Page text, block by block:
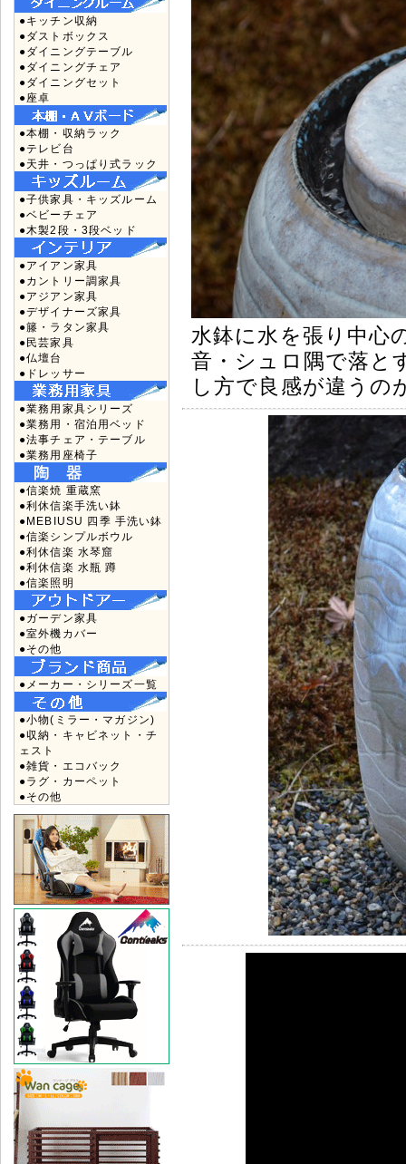
●キッチン収納
●ダストボックス
●ダイニングテーブル
●ダイニングチェア
●ダイニングセット
●座卓
●本棚・収納ラック
●テレビ台
●天井・つっぱり式ラック
●子供家具・キッズルーム
●ベビーチェア
●木製2段・3段ベッド
●アイアン家具
●カントリー調家具
●アジアン家具
●デザイナーズ家具
●籐・ラタン家具
●民芸家具
●仏壇台
●ドレッサー
●業務用家具シリーズ
●業務用・宿泊用ベッド
●法事チェア・テーブル
●業務用座椅子
●信楽焼 重蔵窯
●利休信楽手洗い鉢
●MEBIUSU 四季 手洗い鉢
●信楽シンプルボウル
●利休信楽 水琴窟
●利休信楽 水瓶 蹲
●信楽照明
●ガーデン家具
●室外機カバー
●その他
●メーカー・シリーズ一覧
●小物(ミラー・マガジン)
●収納・キャビネット・チ
ェスト
●雑貨・エコバック
●ラグ・カーペット
●その他
水鉢に水を張り中心
音・シュロ隅で落と
し方で良感が違うの